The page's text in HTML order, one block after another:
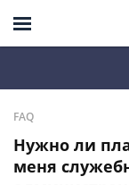
FAQ
Нужно ли
меня